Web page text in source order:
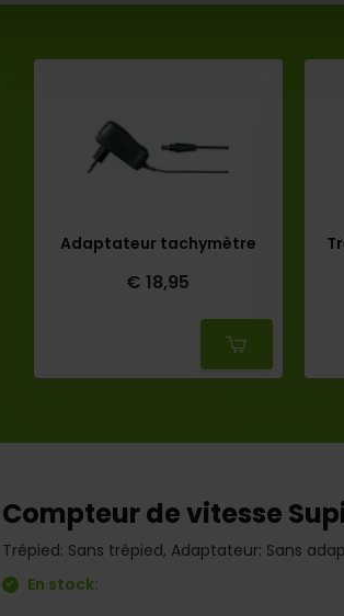
Adaptateur tachymètre
€ 18,95
Compteur de vitesse
Trépied: Sans trépied, Adaptateur: Sans
En stock: